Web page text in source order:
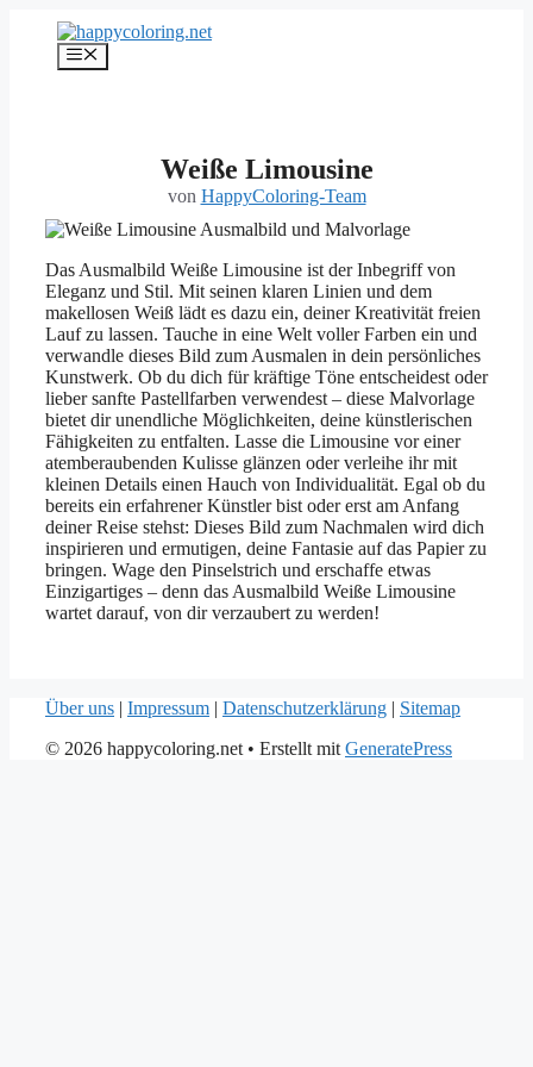
springen
Menü
Weiße Limousine
von HappyColoring-Team
Das Ausmalbild Weiße Limousine ist der Inbegriff von
Eleganz und Stil. Mit seinen klaren Linien und dem
makellosen Weiß lädt es dazu ein, deiner Kreativität freien
Lauf zu lassen. Tauche in eine Welt voller Farben ein und
verwandle dieses Bild zum Ausmalen in dein persönliches
Kunstwerk. Ob du dich für kräftige Töne entscheidest oder
lieber sanfte Pastellfarben verwendest – diese Malvorlage
bietet dir unendliche Möglichkeiten, deine künstlerischen
Fähigkeiten zu entfalten. Lasse die Limousine vor einer
atemberaubenden Kulisse glänzen oder verleihe ihr mit
kleinen Details einen Hauch von Individualität. Egal ob du
bereits ein erfahrener Künstler bist oder erst am Anfang
deiner Reise stehst: Dieses Bild zum Nachmalen wird dich
inspirieren und ermutigen, deine Fantasie auf das Papier zu
bringen. Wage den Pinselstrich und erschaffe etwas
Einzigartiges – denn das Ausmalbild Weiße Limousine
wartet darauf, von dir verzaubert zu werden!
Über uns | Impressum | Datenschutzerklärung | Sitemap
© 2026 happycoloring.net • Erstellt mit GeneratePress